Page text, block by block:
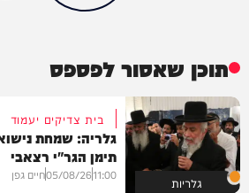
תוכן שאסור לפספס
גלריות
בית צדיקים יעמוד
גלריה: שמחת
תימן הגר"י רצאבי
11:00
05/08/26חיים גפן